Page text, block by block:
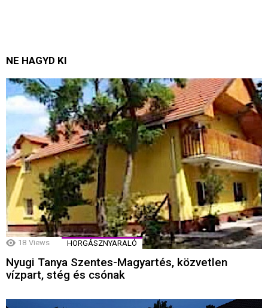
NE HAGYD KI
18 Views HORGÁSZNYARALÓ
Nyugi Tanya Szentes-Magyartés, közvetlen
vízpart, stég és csónak